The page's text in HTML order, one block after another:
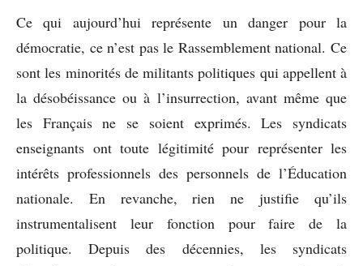
Ce qui aujourd’hui représente un danger pour la
démocratie, ce n’est pas le Rassemblement national. Ce
sont les minorités de militants politiques qui appellent à
la désobéissance ou à l’insurrection, avant même que
les Français ne se soient exprimés. Les syndicats
enseignants ont toute légitimité pour représenter les
intérêts professionnels des personnels de l’Éducation
nationale. En revanche, rien ne justifie qu’ils
instrumentalisent leur fonction pour faire de la
politique. Depuis des décennies, les syndicats